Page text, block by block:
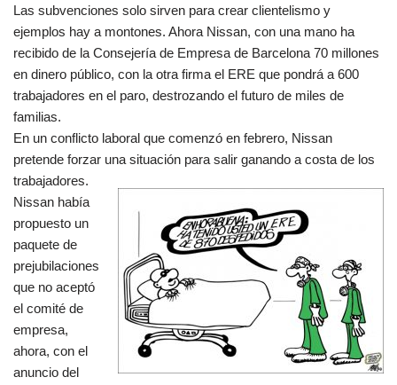
Las subvenciones solo sirven para crear clientelismo y
ejemplos hay a montones. Ahora Nissan, con una mano ha
recibido de la Consejería de Empresa de Barcelona 70 millones
en dinero público, con la otra firma el ERE que pondrá a 600
trabajadores en el paro, destrozando el futuro de miles de
familias.
En un conflicto laboral que comenzó en febrero, Nissan
pretende forzar una situación para salir ganando a costa de los
trabajadores.
Nissan había
propuesto un
paquete de
prejubilaciones
que no aceptó
el comité de
empresa,
ahora, con el
anuncio del